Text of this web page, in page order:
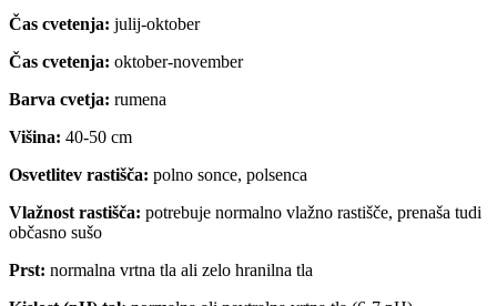
Čas cvetenja: julij-oktober
Čas cvetenja: oktober-november
Barva cvetja: rumena
Višina: 40-50 cm
Osvetlitev rastišča: polno sonce, polsenca
Vlažnost rastišča: potrebuje normalno vlažno rastišče, prenaša tudi
občasno sušo
Prst: normalna vrtna tla ali zelo hranilna tla